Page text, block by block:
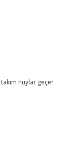
huylar geçer